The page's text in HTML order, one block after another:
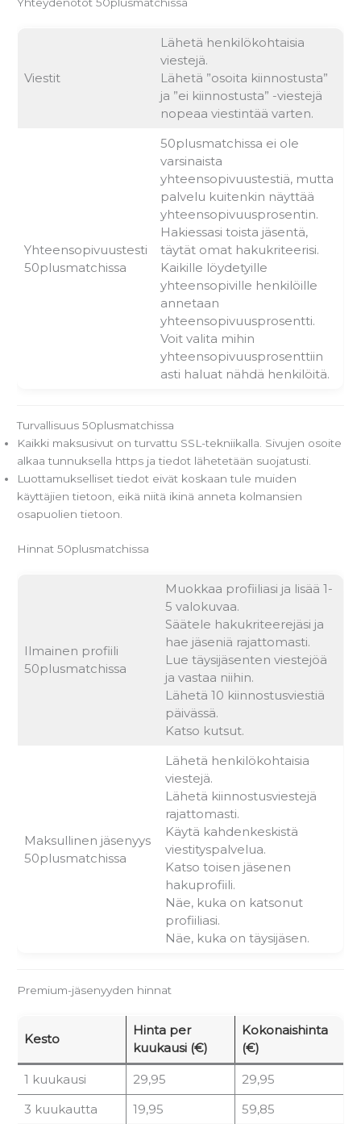
Viestit
Lähetä henkilökohtaisia
viestejä.
Lähetä ”osoita kiinnostusta”
ja ”ei kiinnostusta” -viestejä
nopeaa viestintää varten.
Yhteensopivuustesti
50plusmatchissa
50plusmatchissa ei ole
varsinaista
yhteensopivuustestiä, mutta
palvelu kuitenkin näyttää
yhteensopivuusprosentin.
Hakiessasi toista jäsentä,
täytät omat hakukriteerisi.
Kaikille löydetyille
yhteensopiville henkilöille
annetaan
yhteensopivuusprosentti.
Voit valita mihin
yhteensopivuusprosenttiin
asti haluat nähdä henkilöitä.
Turvallisuus 50plusmatchissa
Kaikki maksusivut on turvattu SSL-tekniikalla. Sivujen osoite
alkaa tunnuksella https ja tiedot lähetetään suojatusti.
Luottamukselliset tiedot eivät koskaan tule muiden
käyttäjien tietoon, eikä niitä ikinä anneta kolmansien
osapuolien tietoon.
Hinnat 50plusmatchissa
Ilmainen profiili
50plusmatchissa
Muokkaa profiiliasi ja lisää 1-
5 valokuvaa.
Säätele hakukriteerejäsi ja
hae jäseniä rajattomasti.
Lue täysijäsenten viestejöä
ja vastaa niihin.
Lähetä 10 kiinnostusviestiä
päivässä.
Katso kutsut.
Maksullinen jäsenyys
50plusmatchissa
Lähetä henkilökohtaisia
viestejä.
Lähetä kiinnostusviestejä
rajattomasti.
Käytä kahdenkeskistä
viestityspalvelua.
Katso toisen jäsenen
hakuprofiili.
Näe, kuka on katsonut
profiiliasi.
Näe, kuka on täysijäsen.
Premium-jäsenyyden hinnat
Kesto
Hinta per
kuukausi (€)
Kokonaishinta
(€)
1 kuukausi 29,95
29,95
3 kuukautta
19,95
59,85